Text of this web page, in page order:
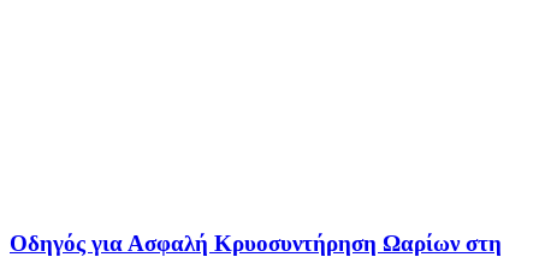
Οδηγός για Ασφαλή Κρυοσυντήρηση Ωαρίων στη